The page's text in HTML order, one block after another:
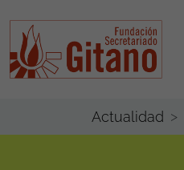
Actualidad